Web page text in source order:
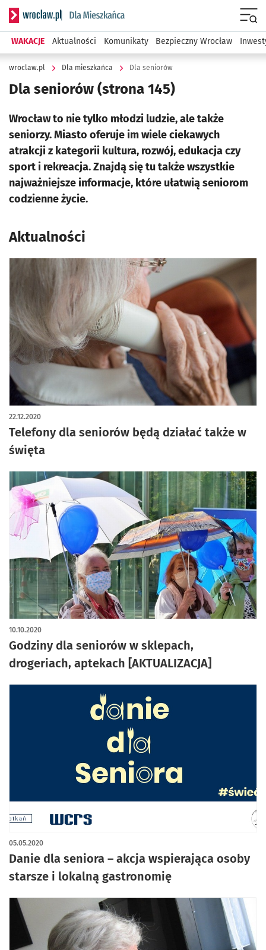
Serwis informacyjny wroclaw.pl podserwis: Dla mieszkańca
WAKACJE Aktualności Komunikaty Bezpieczny Wrocław
wroclaw.pl Dla mieszkańca Dla seniorów
Dla seniorów (strona 145)
Wrocław to nie tylko młodzi ludzie, ale także
seniorzy. Miasto oferuje im wiele ciekawych
atrakcji z kategorii kultura, rozwój, edukacja czy
sport i rekreacja. Znajdą się tu także wszystkie
najważniejsze informacje, które ułatwią seniorom
codzienne życie.
Aktualności
Telefony dla seniorów będą działać także w
święta
22.12.2020
Godziny dla seniorów w sklepach,
drogeriach, aptekach [AKTUALIZACJA]
10.10.2020
Danie dla seniora – akcja wspierająca osoby
starsze i lokalną gastronomię
05.05.2020